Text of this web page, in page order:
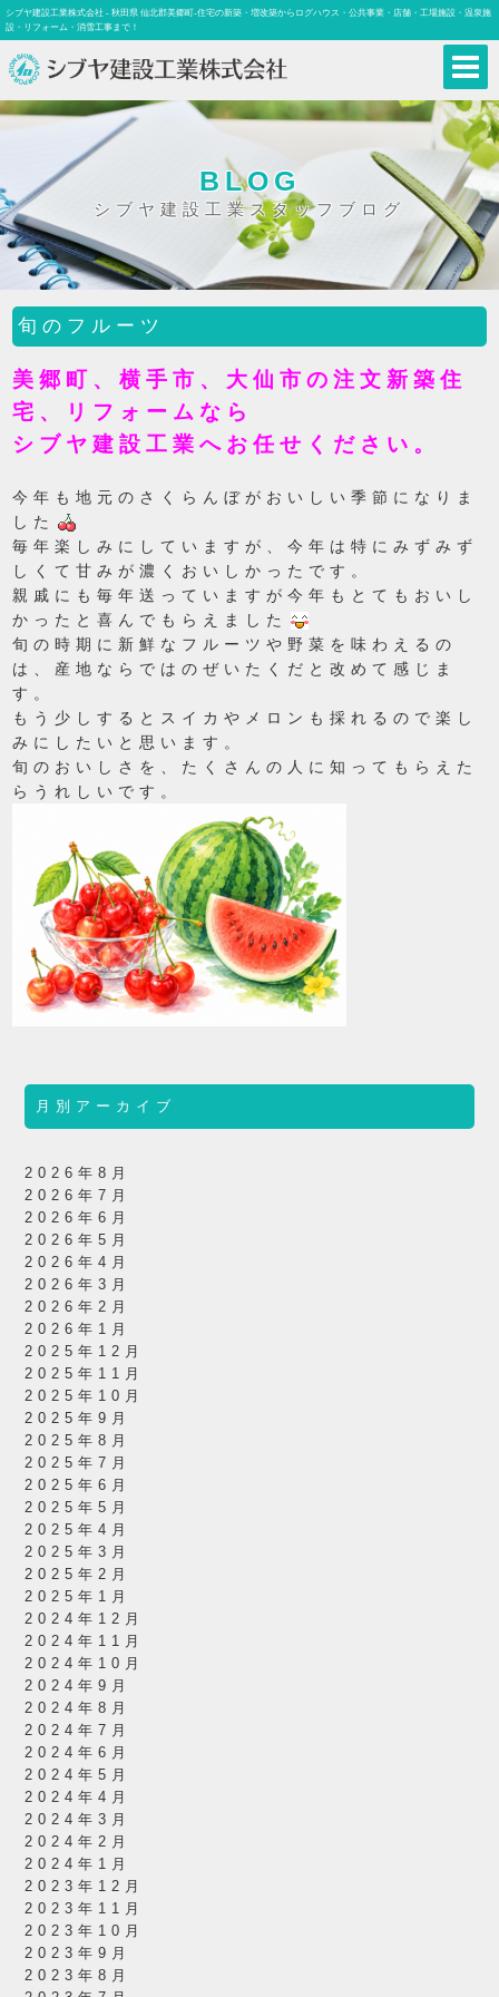
シブヤ建設工業株式会社 - 秋田県 仙北郡美郷町-住宅の新築・増改築からログハウス・公共事業・店舗・工場施設・温泉施
設・リフォーム・消雪工事まで！
BLOG
シブヤ建設工業スタッフブログ
旬のフルーツ
美郷町、横手市、大仙市の注文新築住
宅、リフォームなら
シブヤ建設工業へお任せください。
今年も地元のさくらんぼがおいしい季節になりま
した
毎年楽しみにしていますが、今年は特にみずみず
しくて甘みが濃くおいしかったです。
親戚にも毎年送っていますが今年もとてもおいし
かったと喜んでもらえました
旬の時期に新鮮なフルーツや野菜を味わえるの
は、産地ならではのぜいたくだと改めて感じま
す。
もう少しするとスイカやメロンも採れるので楽し
みにしたいと思います。
旬のおいしさを、たくさんの人に知ってもらえた
らうれしいです。
月別アーカイブ
2026年8月
2026年7月
2026年6月
2026年5月
2026年4月
2026年3月
2026年2月
2026年1月
2025年12月
2025年11月
2025年10月
2025年9月
2025年8月
2025年7月
2025年6月
2025年5月
2025年4月
2025年3月
2025年2月
2025年1月
2024年12月
2024年11月
2024年10月
2024年9月
2024年8月
2024年7月
2024年6月
2024年5月
2024年4月
2024年3月
2024年2月
2024年1月
2023年12月
2023年11月
2023年10月
2023年9月
2023年8月